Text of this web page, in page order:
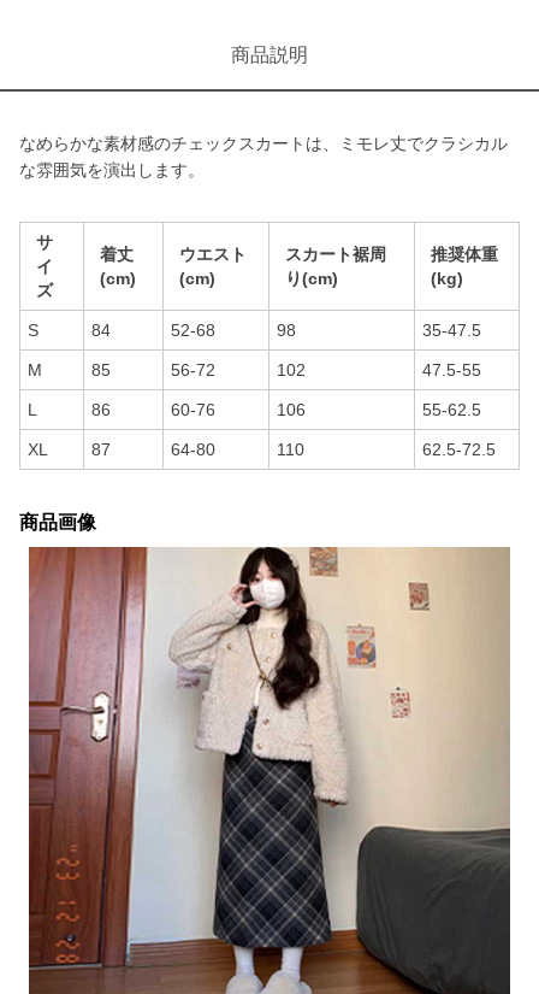
商品説明
なめらかな素材感のチェックスカートは、ミモレ丈でクラシカル
な雰囲気を演出します。
サ
イ
ズ
着丈
(cm)
ウエスト
(cm)
スカート裾周
り(cm)
推奨体重
(kg)
S 84 52-68 98 35-47.5
M 85 56-72 102 47.5-55
L 86 60-76 106 55-62.5
XL 87 64-80 110 62.5-72.5
商品画像